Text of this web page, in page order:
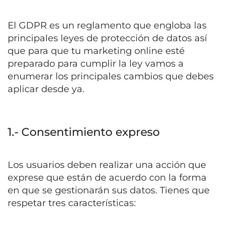
El GDPR es un reglamento que engloba las
principales leyes de protección de datos así
que para que tu marketing online esté
preparado para cumplir la ley vamos a
enumerar los principales cambios que debes
aplicar desde ya.
1.- Consentimiento expreso
Los usuarios deben realizar una acción que
exprese que están de acuerdo con la forma
en que se gestionarán sus datos. Tienes que
respetar tres características: